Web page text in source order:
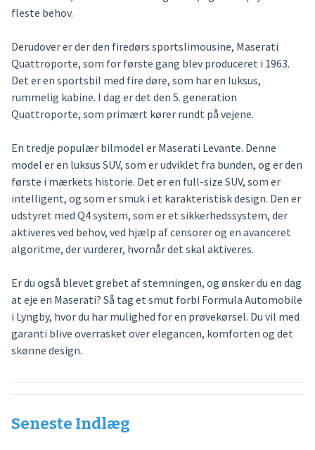
fleste behov.
Derudover er der den firedørs sportslimousine, Maserati
Quattroporte, som for første gang blev produceret i 1963.
Det er en sportsbil med fire døre, som har en luksus,
rummelig kabine. I dag er det den 5. generation
Quattroporte, som primært kører rundt på vejene.
En tredje populær bilmodel er Maserati Levante. Denne
model er en luksus SUV, som er udviklet fra bunden, og er den
første i mærkets historie. Det er en full-size SUV, som er
intelligent, og som er smuk i et karakteristisk design. Den er
udstyret med Q4 system, som er et sikkerhedssystem, der
aktiveres ved behov, ved hjælp af censorer og en avanceret
algoritme, der vurderer, hvornår det skal aktiveres.
Er du også blevet grebet af stemningen, og ønsker du en dag
at eje en Maserati? Så tag et smut forbi Formula Automobile
i Lyngby, hvor du har mulighed for en prøvekørsel. Du vil med
garanti blive overrasket over elegancen, komforten og det
skønne design.
Seneste Indlæg